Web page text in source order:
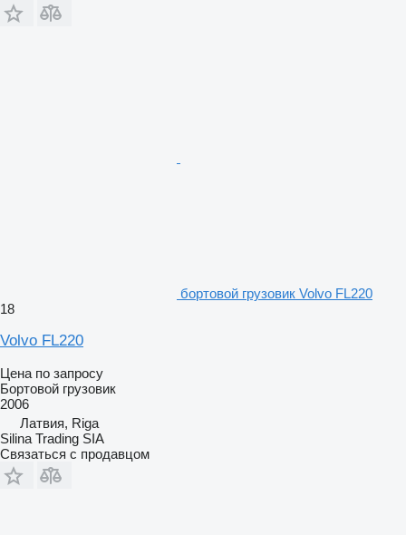
бортовой грузовик Volvo FL220
18
Volvo FL220
Цена по запросу
Бортовой грузовик
2006
Латвия, Riga
Silina Trading SIA
Связаться с продавцом